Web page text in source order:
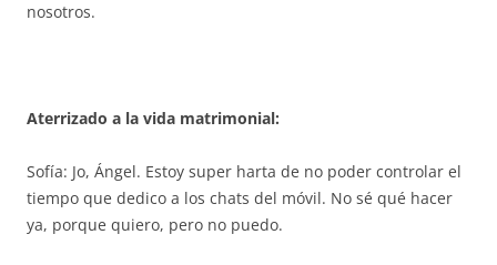
nosotros.
Aterrizado a la vida matrimonial:
Sofía: Jo, Ángel. Estoy super harta de no poder controlar el
tiempo que dedico a los chats del móvil. No sé qué hacer
ya, porque quiero, pero no puedo.